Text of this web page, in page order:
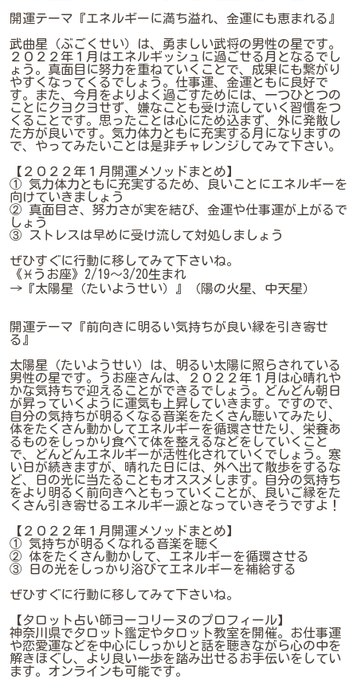
開運テーマ『エネルギーに満ち溢れ、金運にも恵まれる』
武曲星（ぶごくせい）は、勇ましい武将の男性の星です。
２０２２年１月はエネルギッシュに過ごせる月となるでし
ょう。真面目に努力を重ねていくことで、成果にも繋がり
やすくなってくるでしょう。仕事運、金運ともに良好で
す。また、今月をよりよく過ごすためには、一つひとつの
ことにクヨクヨせず、嫌なことも受け流していく習慣をつ
くることです。思ったことは心にため込まず、外に発散し
た方が良いです。気力体力ともに充実する月になりますの
で、やってみたいことは是非チャレンジしてみて下さい。
【２０２２年１月開運メソッドまとめ】
① 気力体力ともに充実するため、良いことにエネルギーを
向けていきましょう
② 真面目さ、努力さが実を結び、金運や仕事運が上がるで
しょう
③ ストレスは早めに受け流して対処しましょう
ぜひすぐに行動に移してみて下さいね。
《♓うお座》2/19～3/20生まれ
→『太陽星（たいようせい）』（陽の火星、中天星）
開運テーマ『前向きに明るい気持ちが良い縁を引き寄せ
る』
太陽星（たいようせい）は、明るい太陽に照らされている
男性の星です。うお座さんは、２０２２年１月は心晴れや
かな気持ちで迎えることができるでしょう。どんどん朝日
が昇っていくように運気も上昇していきます。ですので、
自分の気持ちが明るくなる音楽をたくさん聴いてみたり、
体をたくさん動かしてエネルギーを循環させたり、栄養あ
るものをしっかり食べて体を整えるなどをしていくこと
で、どんどんエネルギーが活性化されていくでしょう。寒
い日が続きますが、晴れた日には、外へ出て散歩をするな
ど、日の光に当たることもオススメします。自分の気持ち
をより明るく前向きへともっていくことが、良いご縁をた
くさん引き寄せるエネルギー源となっていきそうですよ！
【２０２２年１月開運メソッドまとめ】
① 気持ちが明るくなれる音楽を聴く
② 体をたくさん動かして、エネルギーを循環させる
③ 日の光をしっかり浴びてエネルギーを補給する
ぜひすぐに行動に移してみて下さいね。
【タロット占い師ヨーコリーヌのプロフィール】
神奈川県でタロット鑑定やタロット教室を開催。お仕事運
や恋愛運などを中心にしっかりと話を聴きながら心の中を
解きほぐし、より良い一歩を踏み出せるお手伝いをしてい
ます。オンラインも可能です。